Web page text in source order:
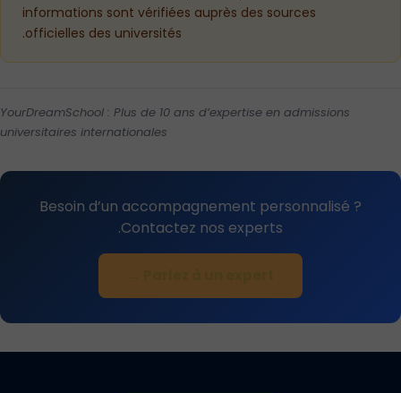
informations sont vérifiées auprès des sources
officielles des universités.
YourDreamSchool : Plus de 10 ans d’expertise en admissions
universitaires internationales
Besoin d’un accompagnement personnalisé ?
Contactez nos experts.